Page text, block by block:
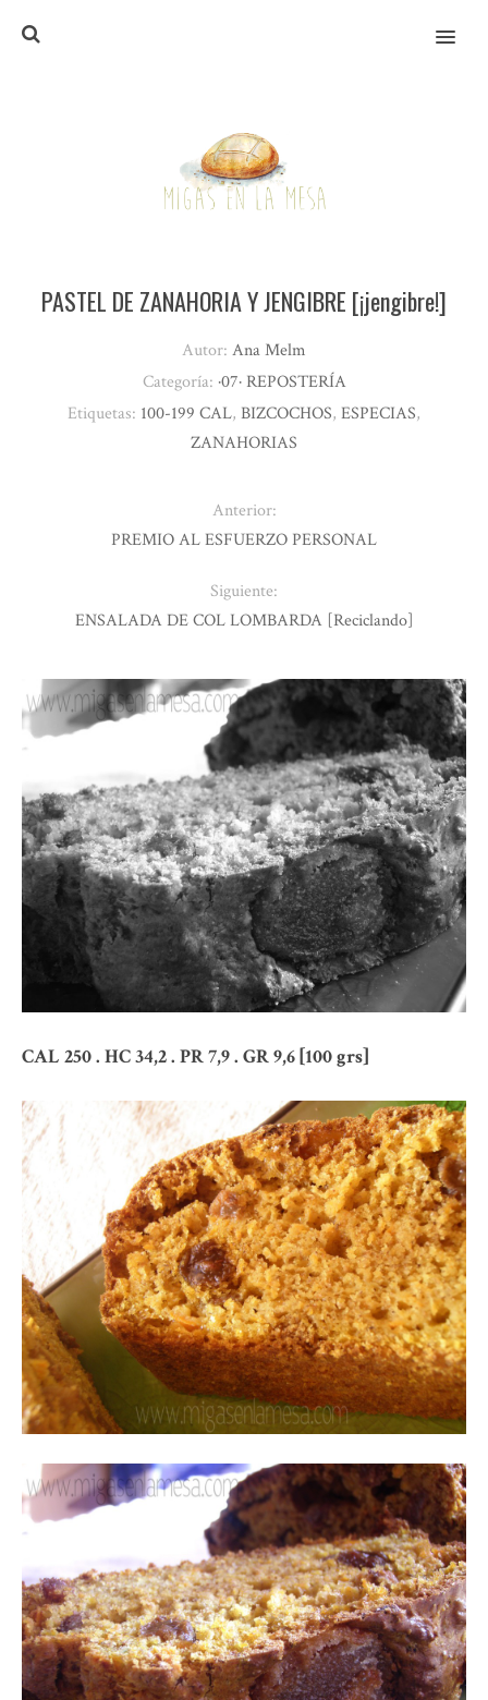
MENU
CAL 250 . HC 34,2 . PR 7,9 . GR 9,6 [100 grs]
PASTEL DE ZANAHORIA Y JENGIBRE [¡jengibre!]
Autor: Ana Melm
Categoría: ·07· REPOSTERÍA
Etiquetas: 100-199 CAL, BIZCOCHOS, ESPECIAS,
ZANAHORIAS
Anterior:
PREMIO AL ESFUERZO PERSONAL
Siguiente:
ENSALADA DE COL LOMBARDA [Reciclando]